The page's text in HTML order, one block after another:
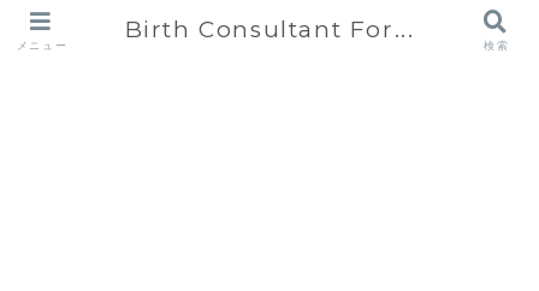
メニュー
Birth Consultant For...
検索